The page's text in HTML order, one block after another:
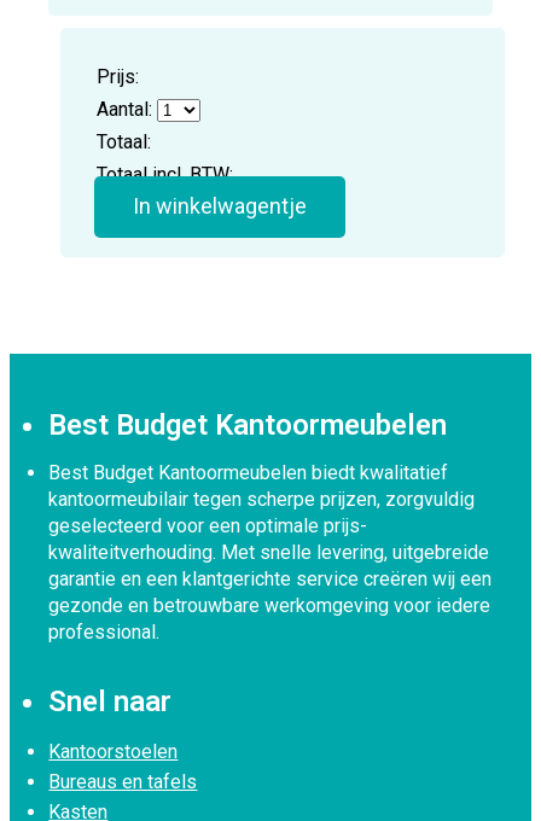
Prijs:
Aantal:
Totaal:
Totaal incl. BTW:
In winkelwagentje
Best Budget Kantoormeubelen
Best Budget Kantoormeubelen biedt kwalitatief
kantoormeubilair tegen scherpe prijzen, zorgvuldig
geselecteerd voor een optimale prijs-
kwaliteitverhouding. Met snelle levering, uitgebreide
garantie en een klantgerichte service creëren wij een
gezonde en betrouwbare werkomgeving voor iedere
professional.
Snel naar
Kantoorstoelen
Bureaus en tafels
Kasten